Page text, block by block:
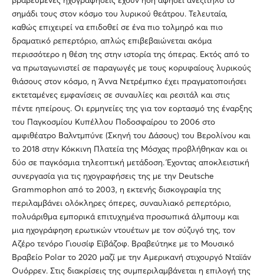
σημάδι τους στον κόσμο του λυρικού θεάτρου. Τελευταία,
καθώς επιχειρεί να επιδοθεί σε ένα πιο τολμηρό και πιο
δραματικό ρεπερτόριο, απλώς επιβεβαιώνεται ακόμα
περισσότερο η θέση της στην ιστορία της όπερας. Εκτός από το
να πρωταγωνιστεί σε παραγωγές με τους κορυφαίους λυρικούς
θιάσους στον κόσμο, η Άννα Νετρέμπκο έχει πραγματοποιήσει
εκτεταμένες εμφανίσεις σε συναυλίες και ρεσιτάλ και στις
πέντε ηπείρους. Οι ερμηνείες της για τον εορτασμό της έναρξης
του Παγκοσμίου Κυπέλλου Ποδοσφαίρου το 2006 στο
αμφιθέατρο Βαλντμπύνε (Σκηνή του Δάσους) του Βερολίνου και
το 2018 στην Κόκκινη Πλατεία της Μόσχας προβλήθηκαν και οι
δύο σε παγκόσμια τηλεοπτική μετάδοση. Έχοντας αποκλειστική
συνεργασία για τις ηχογραφήσεις της με την Deutsche
Grammophon από το 2003, η εκτενής δισκογραφία της
περιλαμβάνει ολόκληρες όπερες, συναυλιακό ρεπερτόριο,
πολυάριθμα εμπορικά επιτυχημένα προσωπικά άλμπουμ και
μια ηχογράφηση ερωτικών ντουέτων με τον σύζυγό της, τον
Αζέρο τενόρο Γιουσίφ Εϊβάζοφ. Βραβεύτηκε με το Μουσικό
Βραβείο Polar το 2020 μαζί με την Αμερικανή στιχουργό Νταϊάν
Ουόρρεν. Στις διακρίσεις της συμπεριλαμβάνεται η επιλογή της